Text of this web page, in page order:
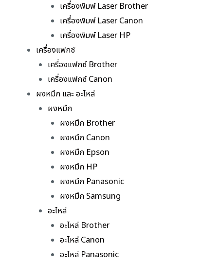
เครื่องพิมพ์ Laser Brother
เครื่องพิมพ์ Laser Canon
เครื่องพิมพ์ Laser HP
เครื่องแฟกซ์
เครื่องแฟกซ์ Brother
เครื่องแฟกซ์ Canon
ผงหมึก และ อะไหล่
ผงหมึก
ผงหมึก Brother
ผงหมึก Canon
ผงหมึก Epson
ผงหมึก HP
ผงหมึก Panasonic
ผงหมึก Samsung
อะไหล่
อะไหล่ Brother
อะไหล่ Canon
อะไหล่ Panasonic